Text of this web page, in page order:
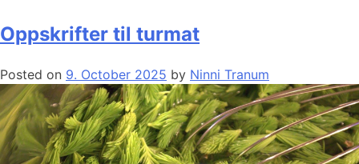
Oppskrifter til turmat
Posted on 9. October 2025 by Ninni Tranum